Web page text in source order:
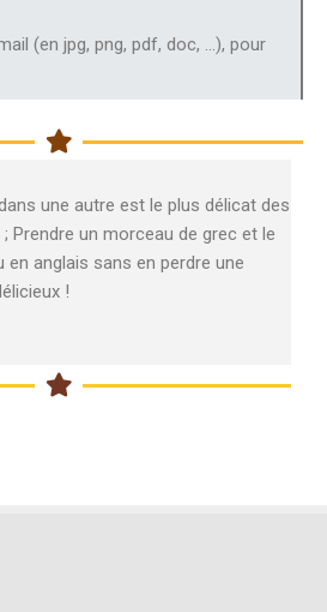
(en jpg, png, pdf, doc, …), pour
une autre est le plus délicat des
Prendre un morceau de grec et le
anglais sans en perdre une
!